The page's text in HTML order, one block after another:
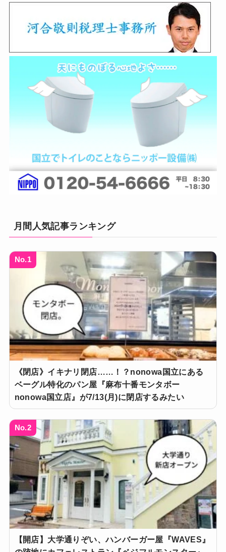
月間人気記事ランキング
No.1
《閉店》イキナリ閉店……！？nonowa国立にある
ベーグル特化のパン屋『麻布十番モンタボー
nonowa国立店』が7/13(月)に閉店するみたい
No.2
【開店】大学通りぞい、ハンバーガー屋『WAVES』